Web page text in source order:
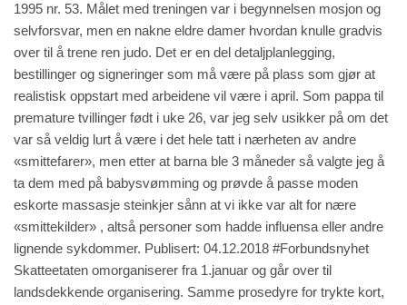
1995 nr. 53. Målet med treningen var i begynnelsen mosjon og
selvforsvar, men en nakne eldre damer hvordan knulle gradvis
over til å trene ren judo. Det er en del detaljplanlegging,
bestillinger og signeringer som må være på plass som gjør at
realistisk oppstart med arbeidene vil være i april. Som pappa til
premature tvillinger født i uke 26, var jeg selv usikker på om det
var så veldig lurt å være i det hele tatt i nærheten av andre
«smittefarer», men etter at barna ble 3 måneder så valgte jeg å
ta dem med på babysvømming og prøvde å passe moden
eskorte massasje steinkjer sånn at vi ikke var alt for nære
«smittekilder» , altså personer som hadde influensa eller andre
lignende sykdommer. Publisert: 04.12.2018 #Forbundsnyhet
Skatteetaten omorganiserer fra 1.januar og går over til
landsdekkende organisering. Samme prosedyre for trykte kort,